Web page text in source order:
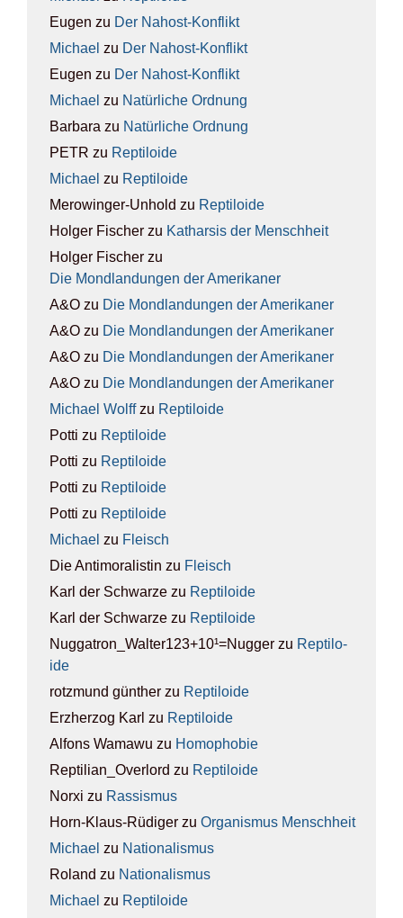
Eugen zu Der Nah­ost-Kon­flikt
Michael zu Der Nah­ost-Kon­flikt
Eugen zu Der Nah­ost-Kon­flikt
Michael zu Natür­li­che Ord­nung
Barbara zu Natür­li­che Ord­nung
PETR zu Rep­ti­lo­ide
Michael zu Rep­ti­lo­ide
Merowinger-Unhold zu Rep­ti­lo­ide
Holger Fischer zu Kathar­sis der Mensch­heit
Holger Fischer zu
Die Mond­lan­dun­gen der Ame­ri­ka­ner
A&O zu Die Mond­lan­dun­gen der Ame­ri­ka­ner
A&O zu Die Mond­lan­dun­gen der Ame­ri­ka­ner
A&O zu Die Mond­lan­dun­gen der Ame­ri­ka­ner
A&O zu Die Mond­lan­dun­gen der Ame­ri­ka­ner
Michael Wolffzu Rep­ti­lo­ide
Potti zu Rep­ti­lo­ide
Potti zu Rep­ti­lo­ide
Potti zu Rep­ti­lo­ide
Potti zu Rep­ti­lo­ide
Michael zu Fleisch
Die Antimoralistin zu Fleisch
Karl der Schwarze zu Rep­ti­lo­ide
Karl der Schwarze zu Rep­ti­lo­ide
Nuggatron_Walter123+10¹=Nugger zu Rep­ti­lo­
ide
rotzmund günther zu Rep­ti­lo­ide
Erzherzog Karl zu Rep­ti­lo­ide
Alfons Wamawu zu Homo­pho­bie
Reptilian_Overlord zu Rep­ti­lo­ide
Norxi zu Ras­sis­mus
Horn-Klaus-Rüdiger zu Orga­nis­mus Mensch­heit
Michael zu Natio­na­lis­mus
Roland zu Natio­na­lis­mus
Michael zu Rep­ti­lo­ide